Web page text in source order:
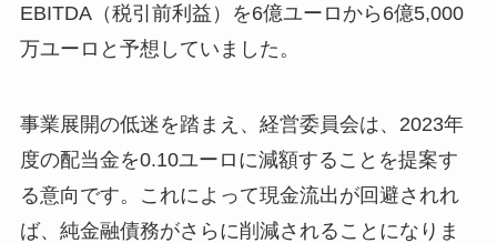
EBITDA（税引前利益）を6億ユーロから6億5,000
万ユーロと予想していました。
事業展開の低迷を踏まえ、経営委員会は、2023年
度の配当金を0.10ユーロに減額することを提案す
る意向です。これによって現金流出が回避されれ
ば、純金融債務がさらに削減されることになりま